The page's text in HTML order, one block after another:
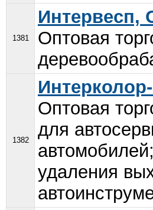
1381
Интервесп,
Оптовая
1382
Оптовая
для
удаления